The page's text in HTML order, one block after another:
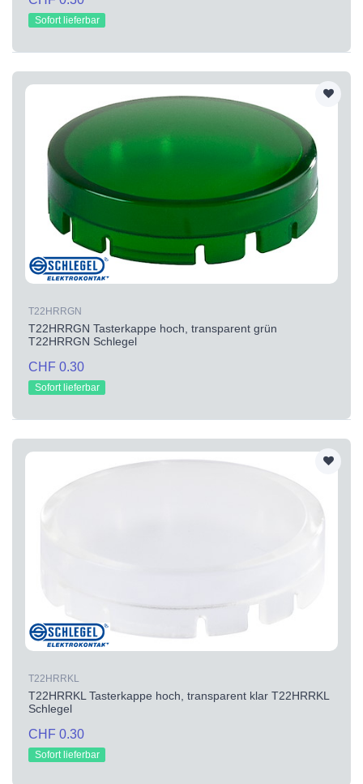
Sofort lieferbar
T22HRRGN
T22HRRGN Tasterkappe hoch, transparent grün
T22HRRGN Schlegel
CHF 0.30
Sofort lieferbar
T22HRRKL
T22HRRKL Tasterkappe hoch, transparent klar T22HRRKL
Schlegel
CHF 0.30
Sofort lieferbar